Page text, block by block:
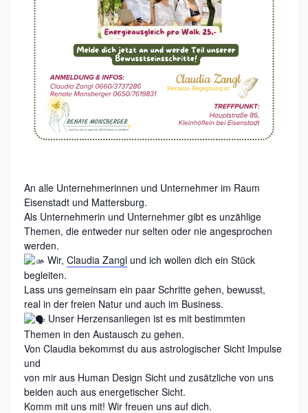
R
T
T
E
E
A
U
S
T
A
U
S
C
H
D
E
An alle Unternehmerinnen und Unternehmer im Raum
Eisenstadt und Mattersburg.
Als Unternehmerin und Unternehmer gibt es unzählige
Themen, die entweder nur selten oder nie angesprochen
werden.
Wir, Claudia Zangl und ich wollen dich ein Stück
begleiten.
Lass uns gemeinsam ein paar Schritte gehen, bewusst,
real in der freien Natur und auch im Business.
Unser Herzensanliegen ist es mit bestimmten
Themen in den Austausch zu gehen.
Von Claudia bekommst du aus astrologischer Sicht Impulse
und
von mir aus Human Design Sicht und zusätzliche von uns
beiden auch aus energetischer Sicht.
Komm mit uns mit! Wir freuen uns auf dich.